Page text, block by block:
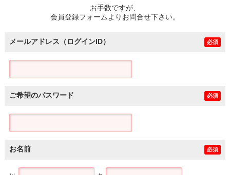
お手数ですが、
会員登録フォームよりお問合せ下さい。
メールアドレス（ログインID） 必須
ご希望のパスワード 必須
お名前 必須